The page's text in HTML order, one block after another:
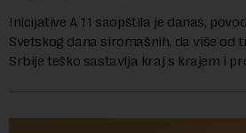
Inicijative A 11 saopštila je danas,
Svetskog dana siromašnih, da više od
Srbije teško sastavlja kraj s krajem i